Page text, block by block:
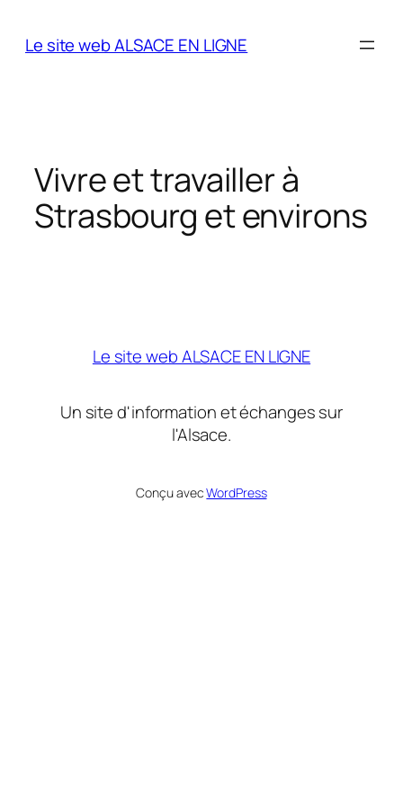
Le site web ALSACE EN LIGNE
Vivre et travailler à
Strasbourg et environs
Le site web ALSACE EN LIGNE
Un site d'information et échanges sur
l'Alsace.
Conçu avecWordPress